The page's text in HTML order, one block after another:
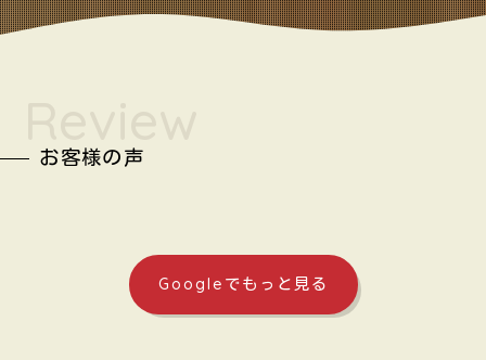
お客様の声
Googleでもっと見る